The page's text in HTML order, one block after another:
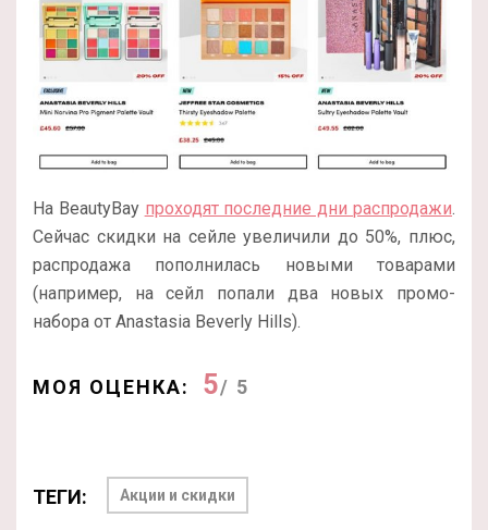
На BeautyBay проходят последние дни распродажи.
Сейчас скидки на сейле увеличили до 50%, плюс,
распродажа пополнилась новыми товарами
(например, на сейл попали два новых промо-
набора от Anastasia Beverly Hills).
МОЯ ОЦЕНКА: 5/ 5
ТЕГИ: Акции и скидки